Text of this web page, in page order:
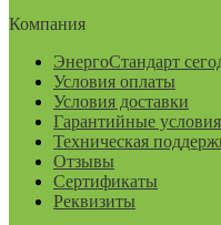
Компания
ЭнергоСтандарт
Условия оплаты
Условия доставки
Гарантийные условия
Техническая
Отзывы
Сертификаты
Реквизиты